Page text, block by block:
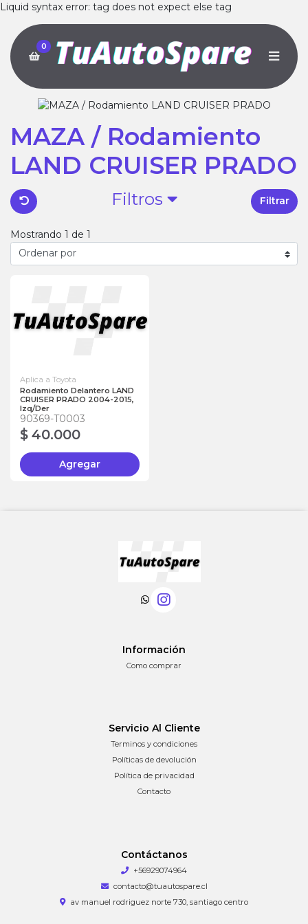
Liquid syntax error: tag does not expect else tag
0
MAZA / Rodamiento
LAND CRUISER PRADO
Filtros Filtrar
Mostrando 1 de 1
Aplica a Toyota
Rodamiento Delantero LAND
CRUISER PRADO 2004-2015,
Izq/Der
90369-T0003
$ 40.000
Agregar
Información
Como comprar
Servicio Al Cliente
Terminos y condiciones
Políticas de devolución
Política de privacidad
Contacto
Contáctanos
+56929074964
contacto@tuautospare.cl
av manuel rodriguez norte 730, santiago centro